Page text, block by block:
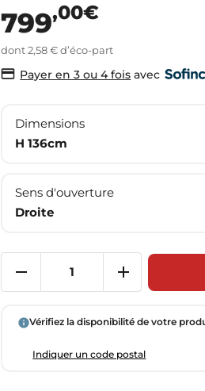
799,00€
dont 2,58 € d’éco-part
Payer en 3 ou 4 fois avec
Dimensions
H 136cm
Sens d'ouverture
Droite
Vérifiez la disponibilité de votre
Indiquer un code postal